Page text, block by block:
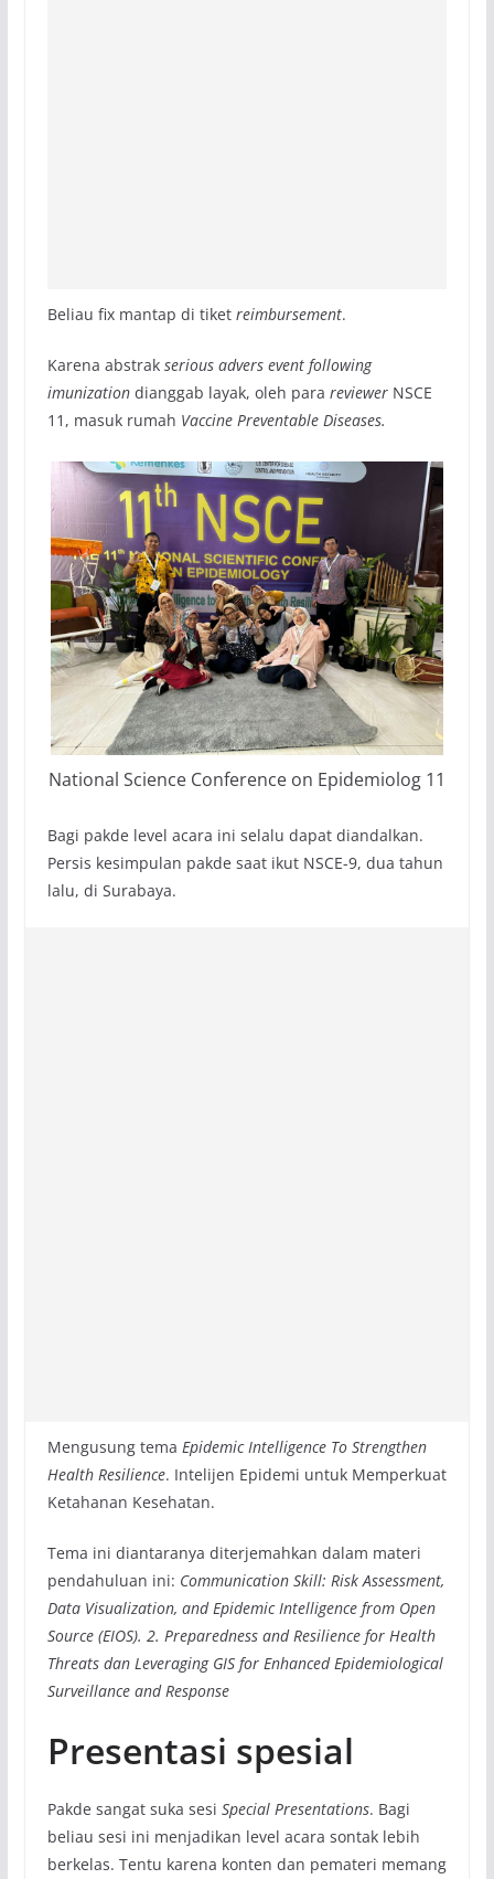
Beliau fix mantap di tiket reimbursement.
Karena abstrak serious advers event following
imunizationdianggab layak, oleh para reviewerNSCE
11, masuk rumah Vaccine Preventable Diseases.
National Science Conference on Epidemiolog 11
Bagi pakde level acara ini selalu dapat diandalkan.
Persis kesimpulan pakde saat ikut NSCE-9, dua tahun
lalu, di Surabaya.
Mengusung tema Epidemic Intelligence To Strengthen
Health Resilience. Intelijen Epidemi untuk Memperkuat
Ketahanan Kesehatan.
Tema ini diantaranya diterjemahkan dalam materi
pendahuluan ini: Communication Skill: Risk Assessment,
Data Visualization, and Epidemic Intelligence from Open
Source (EIOS). 2. Preparedness and Resilience for Health
Threats dan Leveraging GIS for Enhanced Epidemiological
Surveillance and Response
Presentasi spesial
Pakde sangat suka sesi Special Presentations. Bagi
beliau sesi ini menjadikan level acara sontak lebih
berkelas. Tentu karena konten dan pemateri memang